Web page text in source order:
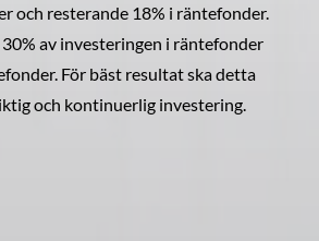
och resterande 18% i räntefonder.
av investeringen i räntefonder
För bäst resultat ska detta
och kontinuerlig investering.